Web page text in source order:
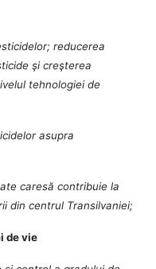
reducerea
şi creşterea
tehnologiei de
asupra
caresă contribuie la
din centrul Transilvaniei;
de vie